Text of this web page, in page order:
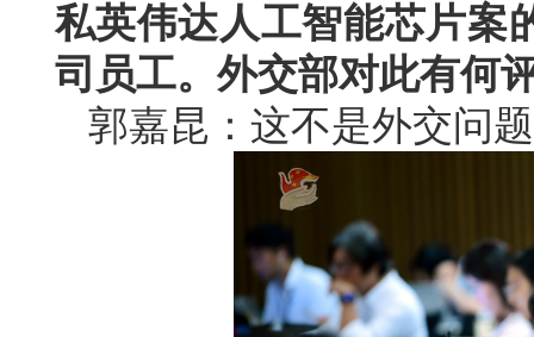
私英伟达人工智能芯片案
司员工。外交部对此有何
郭嘉昆：这不是外交问